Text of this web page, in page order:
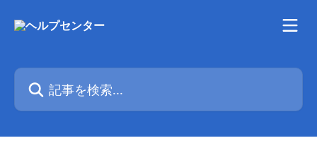
記事を検索...